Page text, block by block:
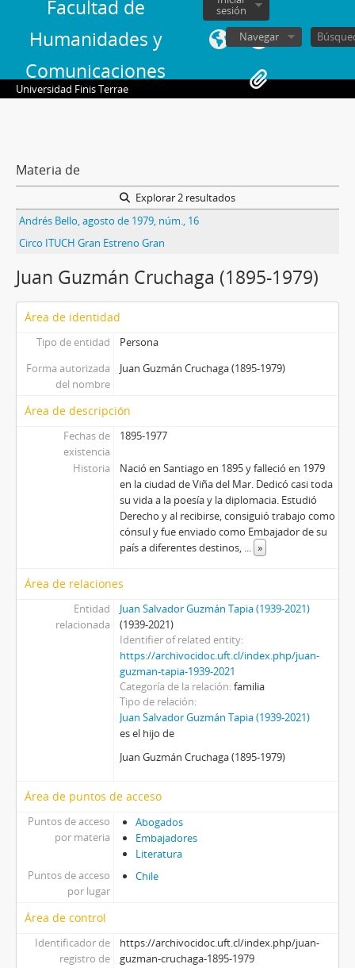
Facultad de
Humanidades y
Comunicaciones
sesión
Navegar
Universidad Finis Terrae
Materia de
Explorar 2 resultados
Andrés Bello, agosto de 1979, núm., 16
Circo ITUCH Gran Estreno Gran
Juan Guzmán Cruchaga (1895-1979)
Área de identidad
Tipo de entidad
Persona
Forma autorizada
del nombre
Juan Guzmán Cruchaga (1895-1979)
Área de descripción
Fechas de
existencia
1895-1977
Historia
Nació en Santiago en 1895 y falleció en 1979
en la ciudad de Viña del Mar. Dedicó casi toda
su vida a la poesía y la diplomacia. Estudió
Derecho y al recibirse, consiguió trabajo como
cónsul y fue enviado como Embajador de su
país a diferentes destinos, ... »
Área de relaciones
Entidad
relacionada
Juan Salvador Guzmán Tapia (1939-2021)
(1939-2021)
Identifier of related entity
https://archivocidoc.uft.cl/index.php/juan-
guzman-tapia-1939-2021
Categoría de la relación familia
Tipo de relación
Juan Salvador Guzmán Tapia (1939-2021)
es el hijo de
Juan Guzmán Cruchaga (1895-1979)
Área de puntos de acceso
Puntos de acceso
por materia
Abogados
Embajadores
Literatura
Puntos de acceso
por lugar
Chile
Área de control
Identificador de
registro de
https://archivocidoc.uft.cl/index.php/juan-
guzman-cruchaga-1895-1979